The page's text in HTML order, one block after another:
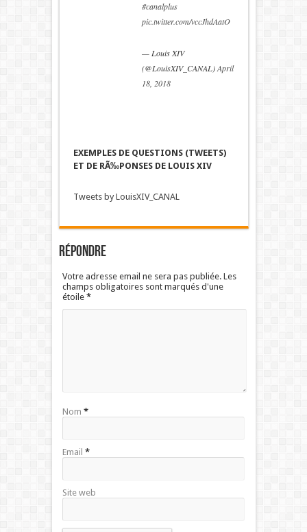
#canalplus
pic.twitter.com/vccJhdAatO
— Louis XIV
(@LouisXIV_CANAL)April
18, 2018
EXEMPLES DE QUESTIONS (TWEETS)
ET DE RÃ‰PONSES DE LOUIS XIV
Tweets by LouisXIV_CANAL
Répondre
Votre adresse email ne sera pas publiée. Les
champs obligatoires sont marqués d'une
étoile *
Nom *
Email *
Site web